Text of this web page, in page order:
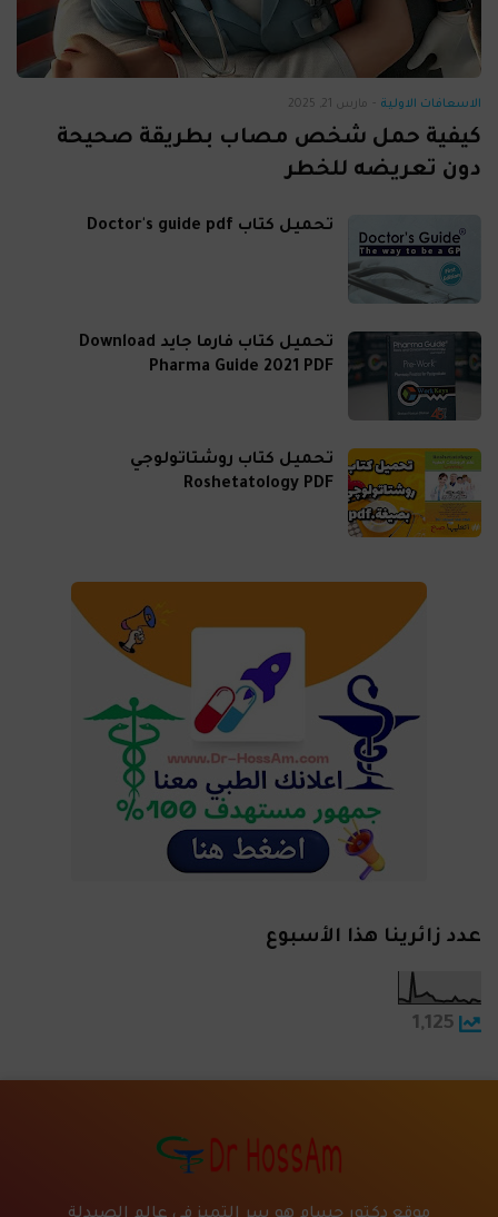
الاسعافات الاولية - مارس 21, 2025
كيفية حمل شخص مصاب بطريقة صحيحة
دون تعريضه للخطر
تحميل كتاب Doctor's guide pdf
تحميل كتاب فارما جايد Download
Pharma Guide 2021 PDF
تحميل كتاب روشتاتولوجي
Roshetatology PDF
عدد زائرينا هذا الأسبوع
1,125